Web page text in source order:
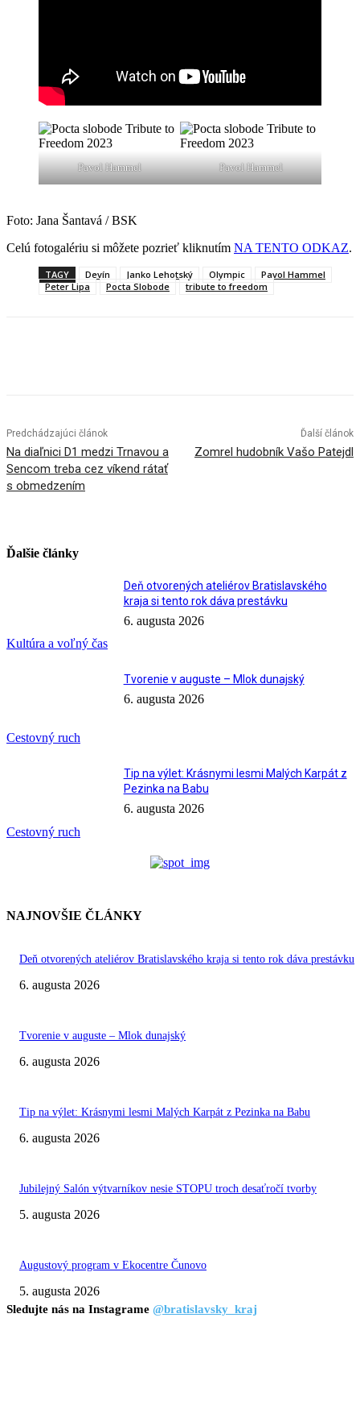
Pavol Hammel Pavol Hammel
Foto: Jana Šantavá / BSK
Celú fotogalériu si môžete pozrieť kliknutím NA TENTO ODKAZ.
TAGY Devín Janko Lehotský Olympic
Pavol Hammel
Peter Lipa
Pocta Slobode tribute to freedom
Predchádzajúci článok
Na diaľnici D1 medzi Trnavou a
Sencom treba cez víkend rátať
s obmedzením
Ďalší článok
Zomrel hudobník Vašo Patejdl
Ďalšie články
Kultúra a voľný čas
Deň otvorených ateliérov Bratislavského
kraja si tento rok dáva prestávku
6. augusta 2026
Cestovný ruch
Tvorenie v auguste – Mlok dunajský
6. augusta 2026
Cestovný ruch
Tip na výlet: Krásnymi lesmi Malých Karpát z
Pezinka na Babu
6. augusta 2026
NAJNOVŠIE ČLÁNKY
Deň otvorených ateliérov Bratislavského kraja si tento rok dáva prestávku
6. augusta 2026
Tvorenie v auguste – Mlok dunajský
6. augusta 2026
Tip na výlet: Krásnymi lesmi Malých Karpát z Pezinka na Babu
6. augusta 2026
Jubilejný Salón výtvarníkov nesie STOPU troch desaťročí tvorby
5. augusta 2026
Augustový program v Ekocentre Čunovo
5. augusta 2026
Sledujte nás na Instagrame @bratislavsky_kraj